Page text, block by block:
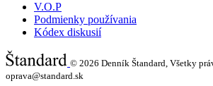
V.O.P
Podmienky používania
Kódex diskusií
© 2026 Denník Štandard, Všetky
oprava@standard.sk